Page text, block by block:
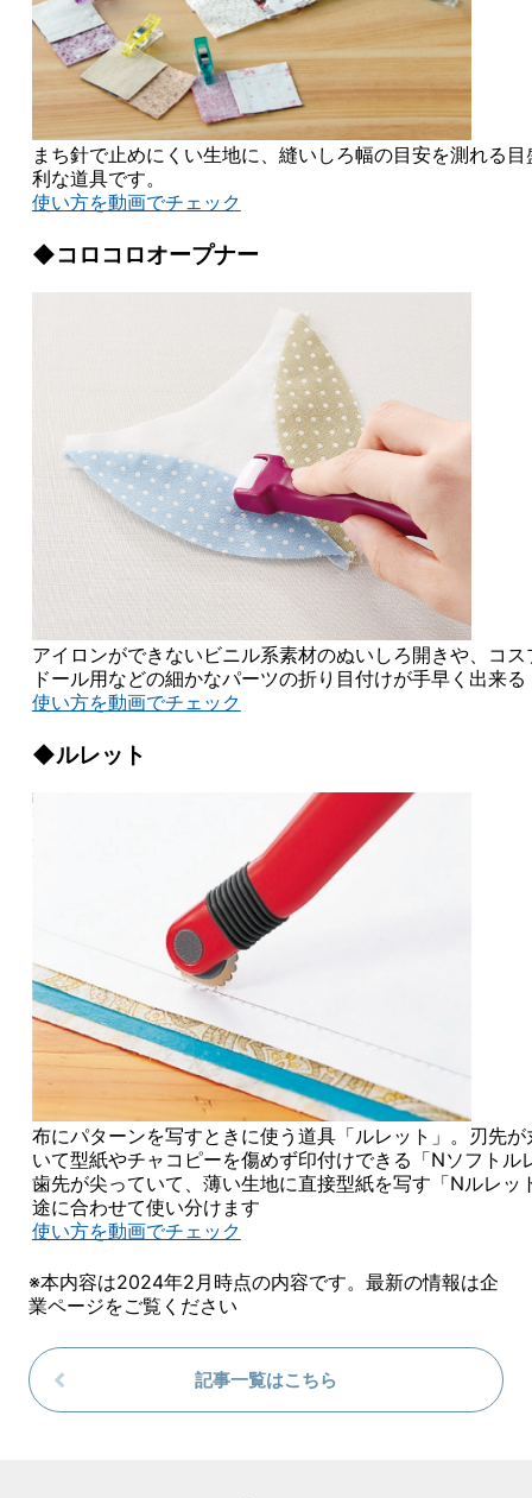
まち針で止めにくい生地に、縫いしろ幅の目安を測れる
利な道具です。
使い方を動画でチェック
◆コロコロオープナー
アイロンができないビニル系素材のぬいしろ開きや、コ
ドール用などの細かなパーツの折り目付けが手早く出来る
使い方を動画でチェック
◆ルレット
布にパターンを写すときに使う道具「ルレット」。刃先が
いて型紙やチャコピーを傷めず印付けできる「Nソフトル
歯先が尖っていて、薄い生地に直接型紙を写す「Nルレッ
途に合わせて使い分けます
使い方を動画でチェック
※本内容は2024年2月時点の内容です。最新の情報は企
業ページをご覧ください
記事一覧はこちら